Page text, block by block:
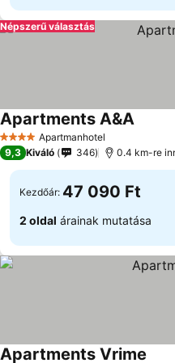
Népszerű választás
4 KategóriaApartmanhotel
Apartments A&A
9,3 Kiváló 346 0.4 km-re
Kezdőár: 47 090 Ft
2 oldal árainak mutatása
Apartments Vrime